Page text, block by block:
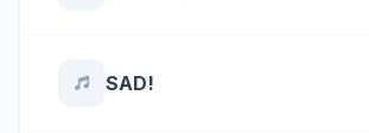
SAD!